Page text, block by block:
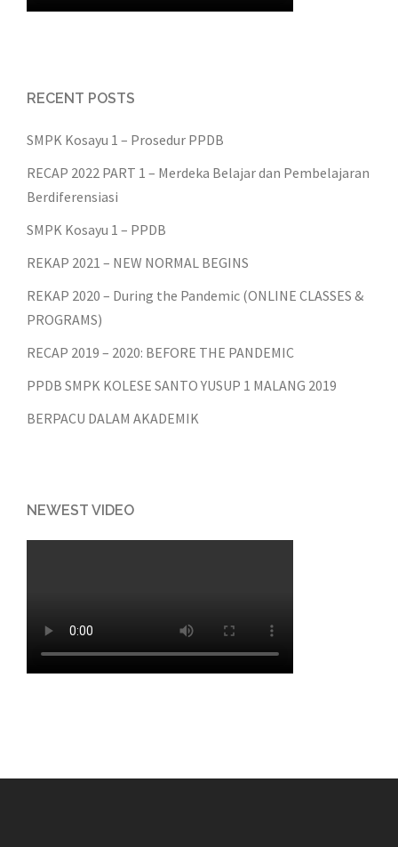
RECENT POSTS
SMPK Kosayu 1 – Prosedur PPDB
RECAP 2022 PART 1 – Merdeka Belajar dan Pembelajaran
Berdiferensiasi
SMPK Kosayu 1 – PPDB
REKAP 2021 – NEW NORMAL BEGINS
REKAP 2020 – During the Pandemic (ONLINE CLASSES &
PROGRAMS)
RECAP 2019 – 2020: BEFORE THE PANDEMIC
PPDB SMPK KOLESE SANTO YUSUP 1 MALANG 2019
BERPACU DALAM AKADEMIK
NEWEST VIDEO